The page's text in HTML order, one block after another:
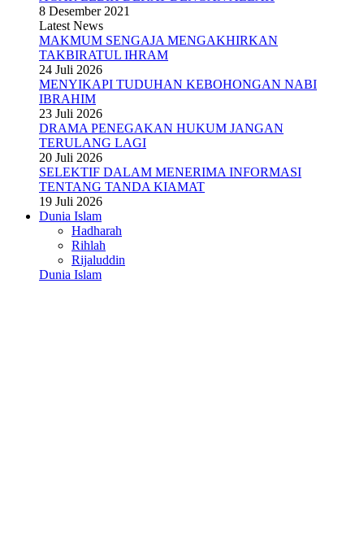
8 Desember 2021
Latest News
MAKMUM SENGAJA MENGAKHIRKAN
TAKBIRATUL IHRAM
24 Juli 2026
MENYIKAPI TUDUHAN KEBOHONGAN NABI
IBRAHIM
23 Juli 2026
DRAMA PENEGAKAN HUKUM JANGAN
TERULANG LAGI
20 Juli 2026
SELEKTIF DALAM MENERIMA INFORMASI
TENTANG TANDA KIAMAT
19 Juli 2026
Dunia Islam
Hadharah
Rihlah
Rijaluddin
Dunia Islam